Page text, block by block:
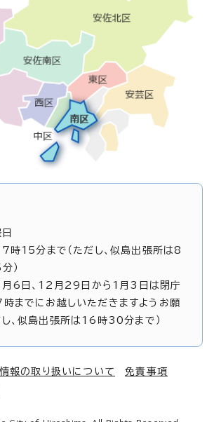
15分まで（ただし、似島出張所は8
）
月6日、12月29日から1月3日は閉庁
までにお越しいただきますようお願
し、似島出張所は16時30分まで）
報の取り扱いについて
免責事項